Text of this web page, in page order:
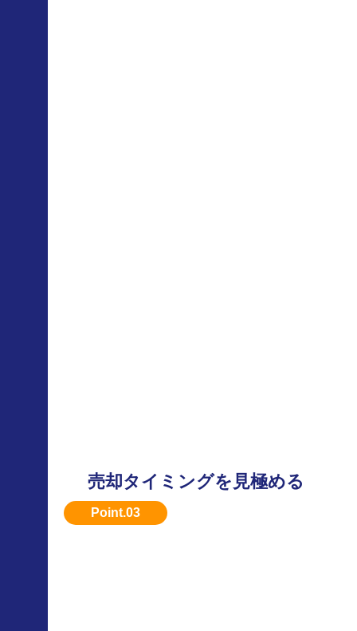
売却タイミングを見極める
繁忙期（春〜夏）は需要が高く、査定額も上